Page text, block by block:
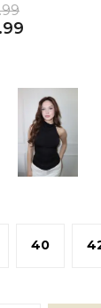
40